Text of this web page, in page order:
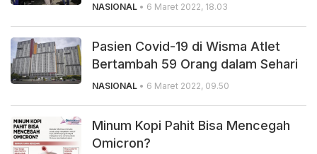
NASIONAL • 6 Maret 2022, 18.03
Pasien Covid-19 di Wisma Atlet
Bertambah 59 Orang dalam Sehari
NASIONAL • 6 Maret 2022, 09.50
Minum Kopi Pahit Bisa Mencegah
Omicron?